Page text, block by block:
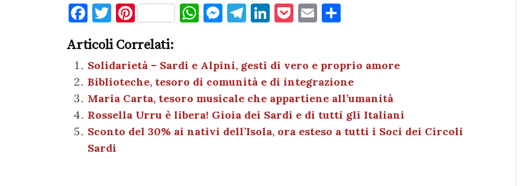
F
a
c
e
b
o
o
k
T
w
it
te
r
Pi
nt
er
es
t
W
s
A
p
p
M
n
g
er
T
gr
a
m
Li
e
dI
n
P
k
et
E
l di
vi
di
Articoli Correlati:
Solidarietà – Sardi e Alpini, gesti di vero e proprio amore
Biblioteche, tesoro di comunità e di integrazione
Maria Carta, tesoro musicale che appartiene all’umanità
Rossella Urru è libera! Gioia dei Sardi e di tutti gli Italiani
Sconto del 30% ai nativi dell’Isola, ora esteso a tutti i Soci dei Circoli
Sardi